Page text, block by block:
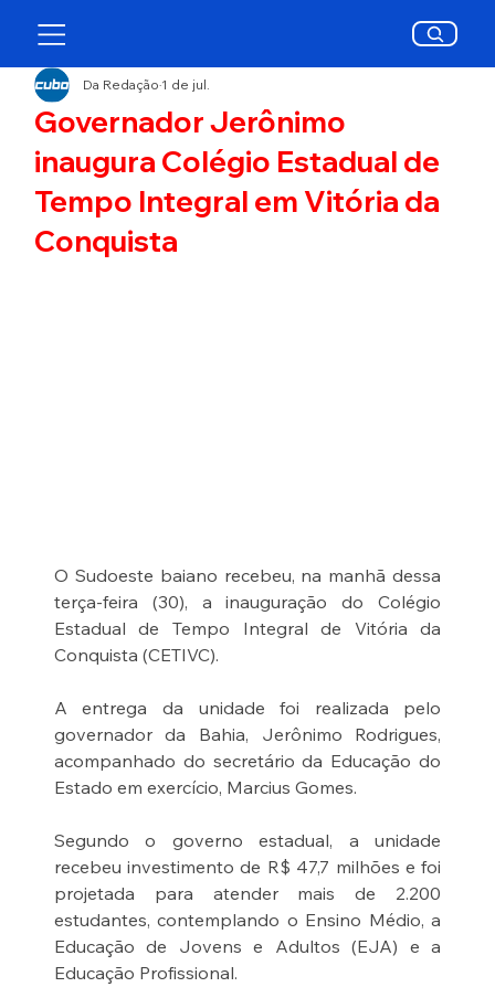
Governador Jerônimo
inaugura Colégio Estadual de
Tempo Integral em Vitória da
Conquista
Da Redação1 de jul.
O Sudoeste baiano recebeu, na manhã dessa
terça-feira (30), a inauguração do Colégio
Estadual de Tempo Integral de Vitória da
Conquista (CETIVC).
A entrega da unidade foi realizada pelo
governador da Bahia, Jerônimo Rodrigues,
acompanhado do secretário da Educação do
Estado em exercício, Marcius Gomes.
Segundo o governo estadual, a unidade
recebeu investimento de R$ 47,7 milhões e foi
projetada para atender mais de 2.200
estudantes, contemplando o Ensino Médio, a
Educação de Jovens e Adultos (EJA) e a
Educação Profissional.